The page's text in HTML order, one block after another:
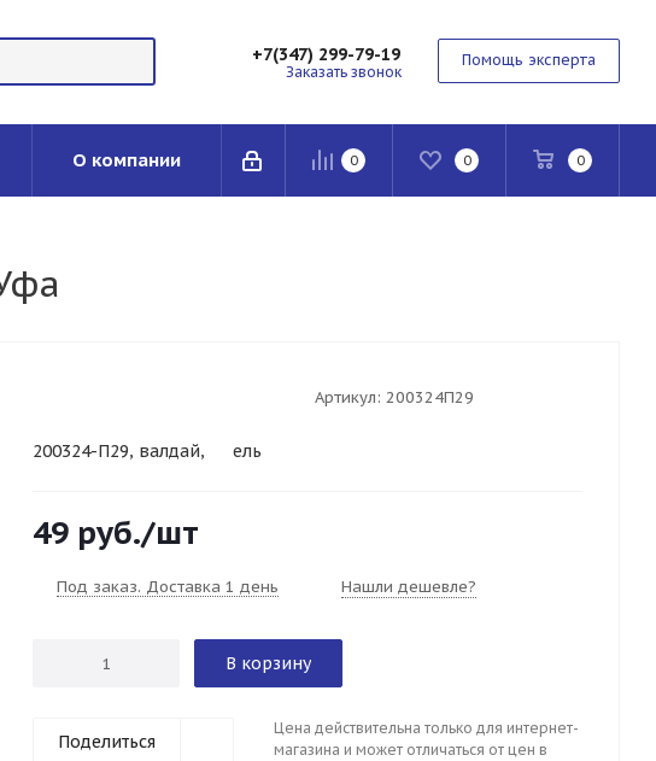
+7(347) 299-79-19
Заказать звонок
Помощь эксперта
0 0 0
О компании
Артикул: 200324П29
200324-П29, валдай, ель
49 руб./шт
Под заказ. Доставка 1 день Нашли дешевле?
В корзину
Поделиться
Цена действительна только для интернет-
магазина и может отличаться от цен в